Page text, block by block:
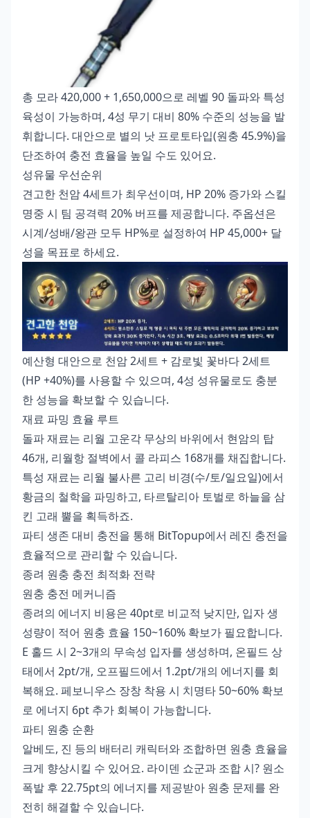
총 모라 420,000 + 1,650,000으로 레벨 90 돌파와 특성
육성이 가능하며, 4성 무기 대비 80% 수준의 성능을 발
휘합니다. 대안으로 별의 낫 프로토타입(원충 45.9%)을
단조하여 충전 효율을 높일 수도 있어요.
성유물 우선순위
견고한 천암 4세트가 최우선이며, HP 20% 증가와 스킬
명중 시 팀 공격력 20% 버프를 제공합니다. 주옵션은
시계/성배/왕관 모두 HP%로 설정하여 HP 45,000+ 달
성을 목표로 하세요.
예산형 대안으로 천암 2세트 + 감로빛 꽃바다 2세트
(HP +40%)를 사용할 수 있으며, 4성 성유물로도 충분
한 성능을 확보할 수 있습니다.
재료 파밍 효율 루트
돌파 재료는 리월 고운각 무상의 바위에서 현암의 탑
46개, 리월항 절벽에서 콜 라피스 168개를 채집합니다.
특성 재료는 리월 불사른 고리 비경(수/토/일요일)에서
황금의 철학을 파밍하고, 타르탈리아 토벌로 하늘을 삼
킨 고래 뿔을 획득하죠.
파티 생존 대비 충전을 통해 BitTopup에서 레진 충전을
효율적으로 관리할 수 있습니다.
종려 원충 충전 최적화 전략
원충 충전 메커니즘
종려의 에너지 비용은 40pt로 비교적 낮지만, 입자 생
성량이 적어 원충 효율 150~160% 확보가 필요합니다.
E 홀드 시 2~3개의 무속성 입자를 생성하며, 온필드 상
태에서 2pt/개, 오프필드에서 1.2pt/개의 에너지를 회
복해요. 페보니우스 장창 착용 시 치명타 50~60% 확보
로 에너지 6pt 추가 회복이 가능합니다.
파티 원충 순환
알베도, 진 등의 배터리 캐릭터와 조합하면 원충 효율을
크게 향상시킬 수 있어요. 라이덴 쇼군과 조합 시? 원소
폭발 후 22.75pt의 에너지를 제공받아 원충 문제를 완
전히 해결할 수 있습니다.